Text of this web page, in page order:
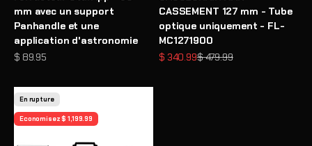
mm avec un support
Panhandle et une
application d'astronomie
Prix de vente
$ 89.95
CASSEMENT 127 mm - Tube
optique uniquement - FL-
MC1271900
Prix de vente
$ 340.99Prix normal
$ 479.99
En rupture
Economisez $ 1,199.99